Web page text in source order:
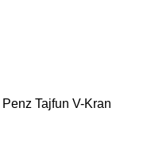
Penz Tajfun V-Kran